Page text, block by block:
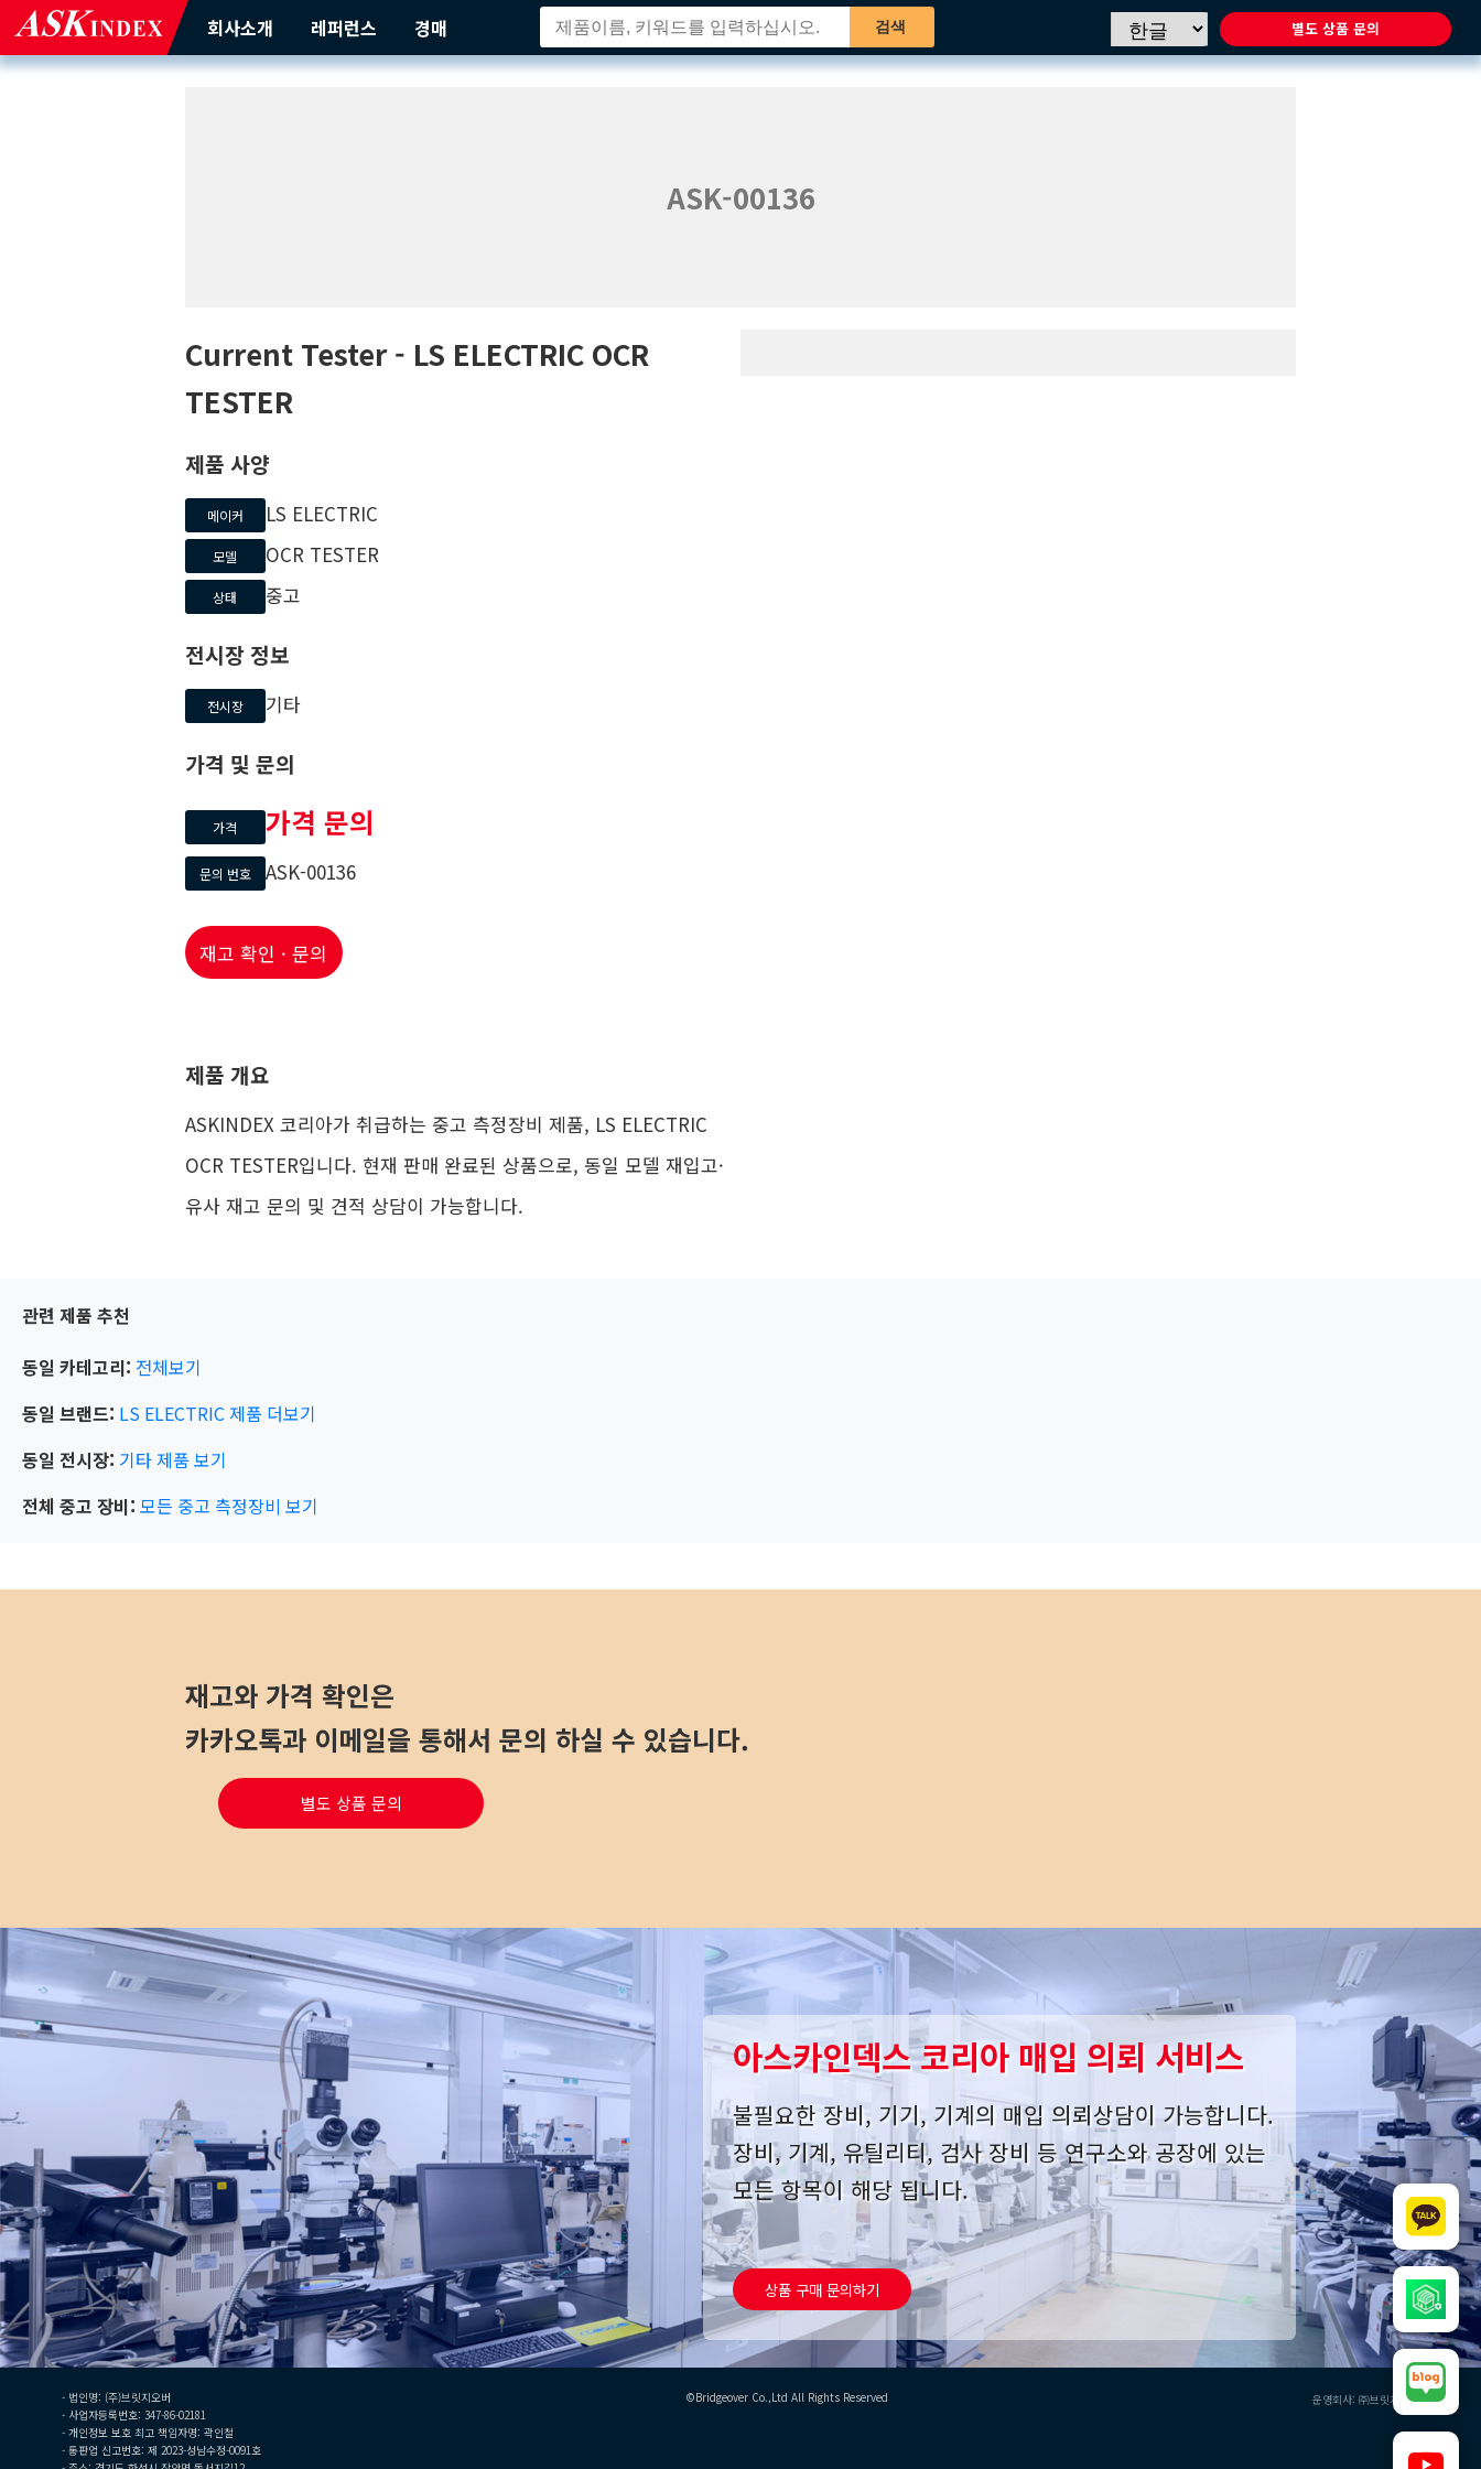
회사소개 레퍼런스 경매 검색 별도 상품 문의
ASK-00136
Current Tester - LS ELECTRIC OCR
TESTER
제품 사양
메이커 LS ELECTRIC
모델 OCR TESTER
상태 중고
전시장 정보
전시장 기타
가격 및 문의
가격 가격 문의
문의 번호 ASK-00136
재고 확인 · 문의
제품 개요
ASKINDEX 코리아가 취급하는 중고 측정장비 제품, LS ELECTRIC
OCR TESTER입니다. 현재 판매 완료된 상품으로, 동일 모델 재입고·
유사 재고 문의 및 견적 상담이 가능합니다.
관련 제품 추천
동일 카테고리: 전체보기
동일 브랜드: LS ELECTRIC제품 더보기
동일 전시장: 기타제품 보기
전체 중고 장비: 모든 중고 측정장비 보기
재고와 가격 확인은
카카오톡과 이메일을 통해서 문의 하실 수 있습니다.
별도 상품 문의
아스카인덱스 코리아 매입 의뢰 서비스
불필요한 장비, 기기, 기계의 매입 의뢰상담이 가능합니다.
장비, 기계, 유틸리티, 검사 장비 등 연구소와 공장에 있는
모든 항목이 해당 됩니다.
상품 구매 문의하기
운영회사: ㈜브릿지오버
©Bridgeover Co.,Ltd All Rights Reserved
- 법인명: (주)브릿지오버
- 사업자등록번호: 347-86-02181
- 개인정보 보호 최고 책임자명: 곽인철
- 통판업 신고번호: 제 2023-성남수정-0091호